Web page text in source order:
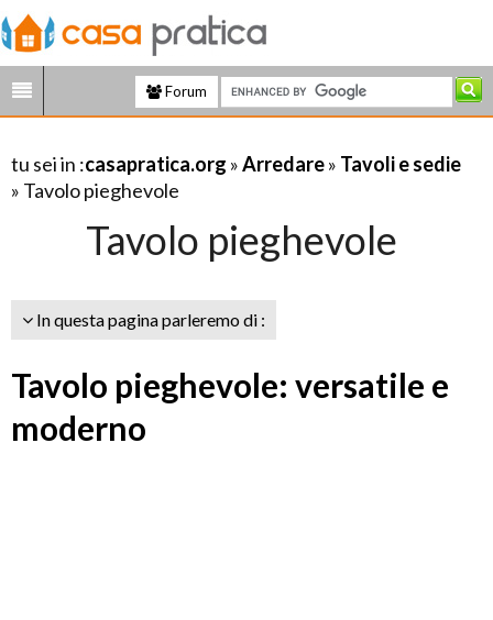
Forum
tu sei in :casapratica.org »Arredare» Tavoli e sedie
» Tavolo pieghevole
Tavolo pieghevole
In questa pagina parleremo di :
Tavolo pieghevole: versatile e
moderno